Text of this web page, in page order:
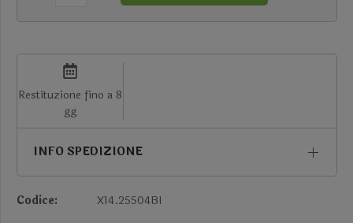
Restituzione fino a 8
gg
INFO SPEDIZIONE
Codice: X14.25504BI